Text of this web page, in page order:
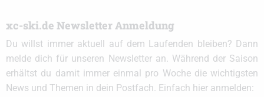
xc-ski.de Newsletter Anmeldung
Du willst immer aktuell auf dem Laufenden bleiben? Dann
melde dich für unseren Newsletter an. Während der Saison
erhältst du damit immer einmal pro Woche die wichtigsten
News und Themen in dein Postfach. Einfach hier anmelden: